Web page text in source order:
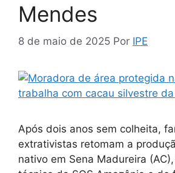
Mendes
8 de maio de 2025 Por IPE
Após dois anos sem colheita,
extrativistas retomam a
nativo em Sena Madureira